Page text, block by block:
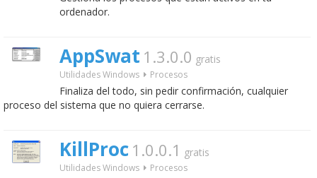
ordenador.
AppSwat 1.3.0.0 gratis
Utilidades Windows Procesos
Finaliza del todo, sin pedir confirmación, cualquier
proceso del sistema que no quiera cerrarse.
KillProc 1.0.0.1 gratis
Utilidades Windows Procesos